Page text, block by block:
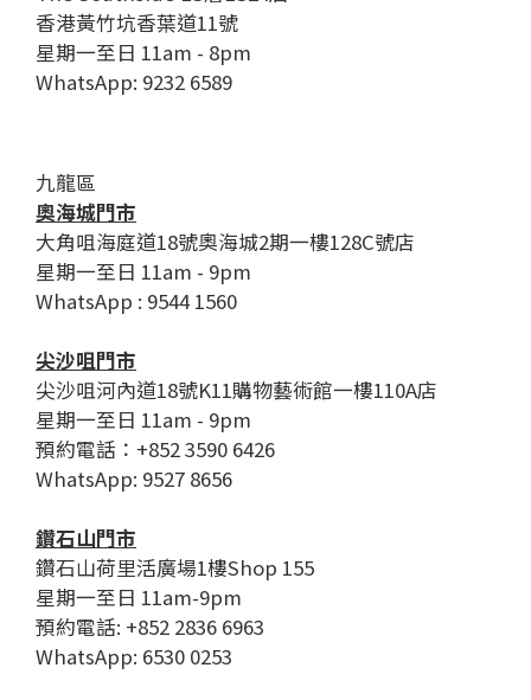
香港黃竹坑香葉道11號
星期一至日 11am - 8pm
WhatsApp: 9232 6589
九龍區
奧海城門市
大角咀海庭道18號奧海城2期一樓128C號店
星期一至日 11am - 9pm
WhatsApp : 9544 1560
尖沙咀門市
尖沙咀河內道18號K11購物藝術館一樓110A店
星期一至日 11am - 9pm
預約電話：+852 3590 6426
WhatsApp: 9527 8656
鑽石山門市
鑽石山荷里活廣場1樓Shop 155
星期一至日 11am-9pm
預約電話: +852 2836 6963
WhatsApp: 6530 0253